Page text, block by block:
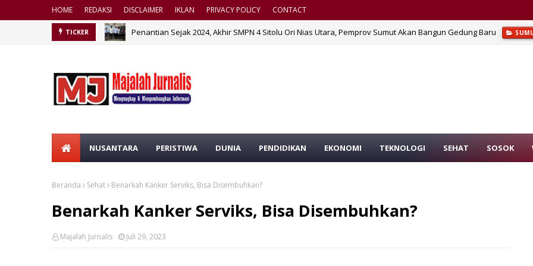
HOME REDAKSI DISCLAIMER IKLAN PRIVACY POLICY CONTACT
TICKER Penantian Sejak 2024, Akhir SMPN 4 Sitolu Ori Nias Utara, Pemprov Sumut Akan Bangun Gedung Baru
NUSANTARA PERISTIWA DUNIA PENDIDIKAN EKONOMI TEKNOLOGI SEHAT SOSOK
Beranda Sehat Benarkah Kanker Serviks, Bisa Disembuhkan?
Benarkah Kanker Serviks, Bisa Disembuhkan?
Majalah Jurnalis Juli 29, 2023